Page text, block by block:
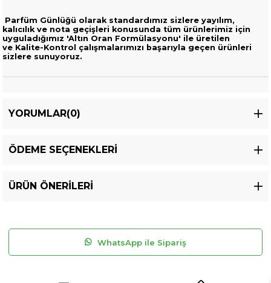
Parfüm Günlüğü olarak standardımız sizlere yayılım,
kalıcılık ve nota geçişleri konusunda tüm ürünlerimiz için
uyguladığımız 'Altın Oran Formülasyonu' ile üretilen
ve Kalite-Kontrol çalışmalarımızı başarıyla geçen ürünleri
sizlere sunuyoruz.
YORUMLAR(0)
ÖDEME SEÇENEKLERI
ÜRÜN ÖNERILERI
WhatsApp ile Sipariş